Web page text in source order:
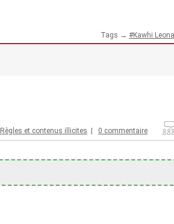
Tags → Kawhi
Règles et contenus illicites | 0 commentaire